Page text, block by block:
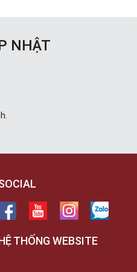
NHẬT
THỐNG WEBSITE